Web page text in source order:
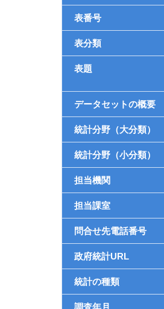
表番号
表分類
表題
データセットの概要
統計分野（大分類）
統計分野（小分類）
担当機関
担当課室
問合せ先電話番号
政府統計URL
統計の種類
調査年月